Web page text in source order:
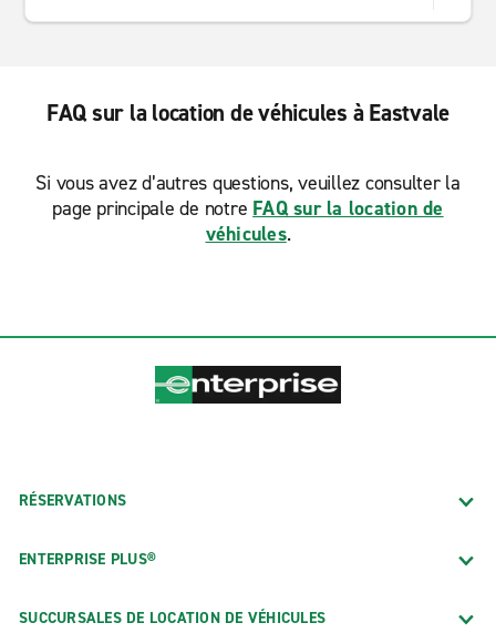
FAQ sur la location de véhicules à Eastvale
Si vous avez d’autres questions, veuillez consulter la
page principale de notre FAQ sur la location de
véhicules.
RÉSERVATIONS
ENTERPRISE PLUS®
SUCCURSALES DE LOCATION DE VÉHICULES